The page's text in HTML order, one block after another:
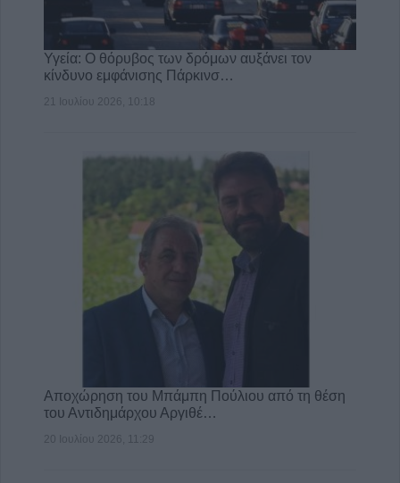
Υγεία: Ο θόρυβος των δρόμων αυξάνει τον
κίνδυνο εμφάνισης Πάρκινσ…
21 Ιουλίου 2026, 10:18
Αποχώρηση του Μπάμπη Πούλιου από τη θέση
του Αντιδημάρχου Αργιθέ…
20 Ιουλίου 2026, 11:29